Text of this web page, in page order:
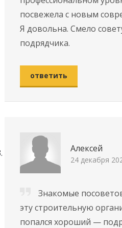
посвежела с новым
Я довольна. Смело
подрядчика.
ответить
Алексей
24 декабря
Знакомые
эту строительную
попался хороший —